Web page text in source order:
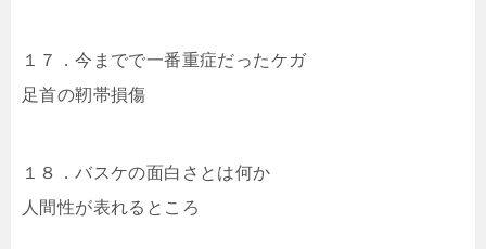
１７．今までで一番重症だったケガ
足首の靭帯損傷
１８．バスケの面白さとは何か
人間性が表れるところ